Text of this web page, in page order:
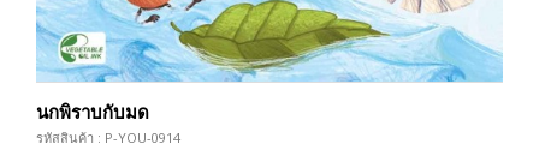
นกพิราบกับมด
รหัสสินค้า : P-YOU-0914